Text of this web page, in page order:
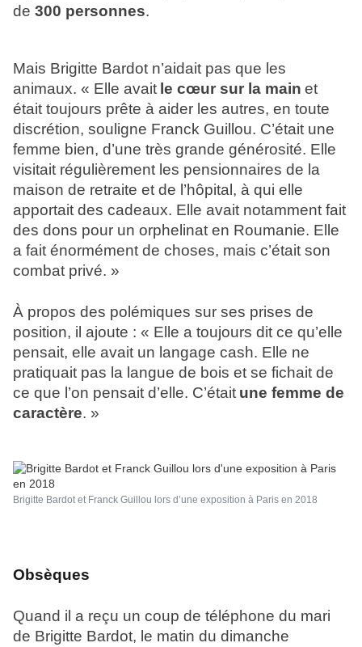
de 300 personnes.
Mais Brigitte Bardot n’aidait pas que les
animaux. « Elle avait le cœur sur la main et
était toujours prête à aider les autres, en toute
discrétion, souligne Franck Guillou. C’était une
femme bien, d’une très grande générosité. Elle
visitait régulièrement les pensionnaires de la
maison de retraite et de l’hôpital, à qui elle
apportait des cadeaux. Elle avait notamment fait
des dons pour un orphelinat en Roumanie. Elle
a fait énormément de choses, mais c’était son
combat privé. »
À propos des polémiques sur ses prises de
position, il ajoute : « Elle a toujours dit ce qu’elle
pensait, elle avait un langage cash. Elle ne
pratiquait pas la langue de bois et se fichait de
ce que l’on pensait d’elle. C’était une femme de
caractère. »
Brigitte Bardot et Franck Guillou lors d’une exposition à Paris en 2018
Obsèques
Quand il a reçu un coup de téléphone du mari
de Brigitte Bardot, le matin du dimanche